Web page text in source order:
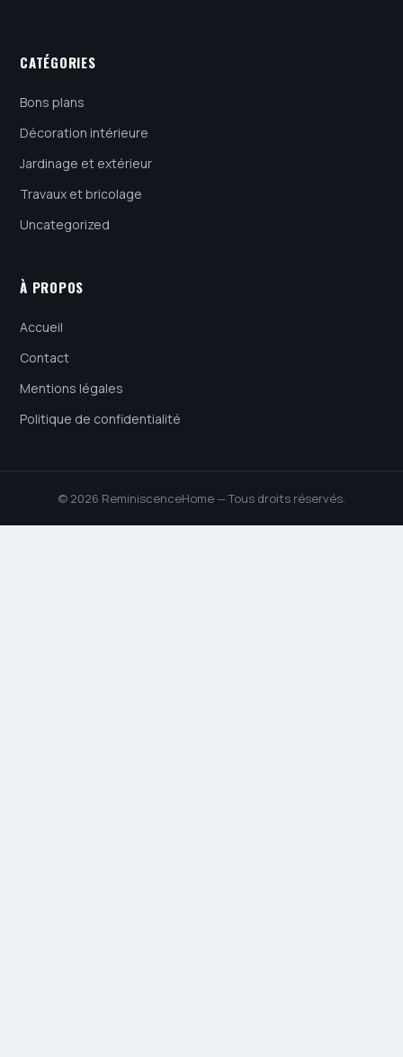
CATÉGORIES
Bons plans
Décoration intérieure
Jardinage et extérieur
Travaux et bricolage
Uncategorized
À PROPOS
Accueil
Contact
Mentions légales
Politique de confidentialité
© 2026 ReminiscenceHome — Tous droits réservés.